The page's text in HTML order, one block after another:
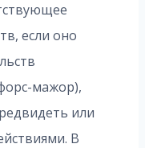
если оно
мажор),
или
В